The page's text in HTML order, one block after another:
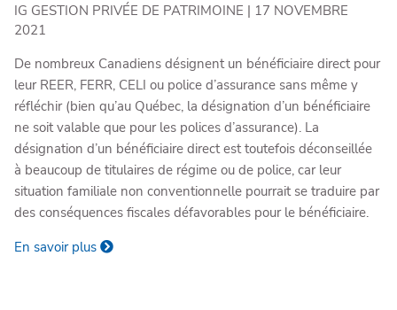
IG GESTION PRIVÉE DE PATRIMOINE | 17 NOVEMBRE
2021
De nombreux Canadiens désignent un bénéficiaire direct pour
leur REER, FERR, CELI ou police d’assurance sans même y
réfléchir (bien qu’au Québec, la désignation d’un bénéficiaire
ne soit valable que pour les polices d’assurance). La
désignation d’un bénéficiaire direct est toutefois déconseillée
à beaucoup de titulaires de régime ou de police, car leur
situation familiale non conventionnelle pourrait se traduire par
des conséquences fiscales défavorables pour le bénéficiaire.
En savoir plus